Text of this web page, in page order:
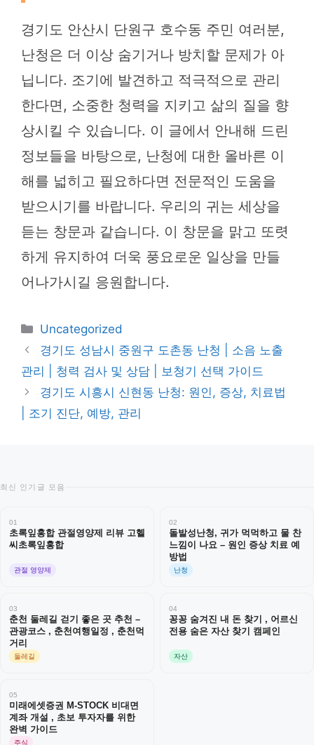
경기도 안산시 단원구 호수동 주민 여러분,
난청은 더 이상 숨기거나 방치할 문제가 아
닙니다. 조기에 발견하고 적극적으로 관리
한다면, 소중한 청력을 지키고 삶의 질을 향
상시킬 수 있습니다. 이 글에서 안내해 드린
정보들을 바탕으로, 난청에 대한 올바른 이
해를 넓히고 필요하다면 전문적인 도움을
받으시기를 바랍니다. 우리의 귀는 세상을
듣는 창문과 같습니다. 이 창문을 맑고 또렷
하게 유지하여 더욱 풍요로운 일상을 만들
어나가시길 응원합니다.
카
테
고
리
Uncategorized
경기도 성남시 중원구 도촌동 난청 | 소음 노출
관리 | 청력 검사 및 상담 | 보청기 선택 가이드
경기도 시흥시 신현동 난청: 원인, 증상, 치료법
| 조기 진단, 예방, 관리
최신 인기글 모음
01
초록잎홍합 관절영양제 리뷰 고헬
씨초록잎홍합
관절 영양제
02
돌발성난청, 귀가 먹먹하고 물 찬
느낌이 나요 – 원인 증상 치료 예
방법
난청
03
춘천 둘레길 걷기 좋은 곳 추천 –
관광코스 , 춘천여행일정 , 춘천먹
거리
둘레길
04
꽁꽁 숨겨진 내 돈 찾기 , 어르신
전용 숨은 자산 찾기 캠페인
자산
05
미래에셋증권 M-STOCK 비대면
계좌 개설 , 초보 투자자를 위한
완벽 가이드
주식